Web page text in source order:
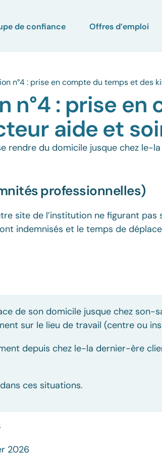
de confiance Offres d’emploi
n°4 : prise en compte du temps et des
n°4 : prise
aide et
rendre du domicile jusque chez le-
professionnelles)
site de l’institution ne figurant
indemnisés et le temps de
de son domicile jusque chez
sur le lieu de travail (centre ou
depuis chez le-la dernier-ère
ces situations.
2026